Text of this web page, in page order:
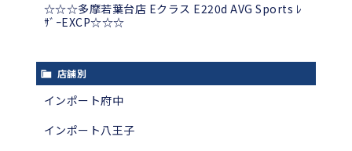
☆☆☆多摩若葉台店 Eクラス E220d AVG Sports ﾚ
ｻﾞｰEXCP☆☆☆
店舗別
インポート府中
インポート八王子